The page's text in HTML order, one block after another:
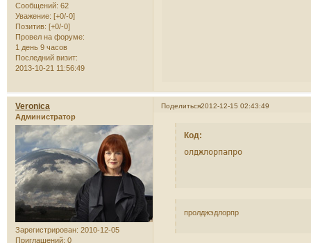
Сообщений: 62
Уважение: [+0/-0]
Позитив: [+0/-0]
Провел на форуме:
1 день 9 часов
Последний визит:
2013-10-21 11:56:49
Поделиться2012-12-15 02:43:49
Veronica
Администратор
Зарегистрирован: 2010-12-05
Приглашений: 0
Код:
олджлорпапро
пролджэдлорпр